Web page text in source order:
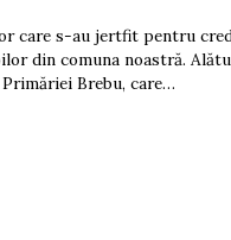
care s-au jertfit pentru
din comuna noastră.
Brebu, care…